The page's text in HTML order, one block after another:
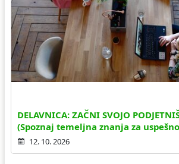
DELAVNICA: ZAČNI SVOJO
(Spoznaj temeljna znanja za
12. 10. 2026